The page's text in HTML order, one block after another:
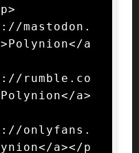
mastodon.
a
rumble.co
a>
onlyfans.
a></p